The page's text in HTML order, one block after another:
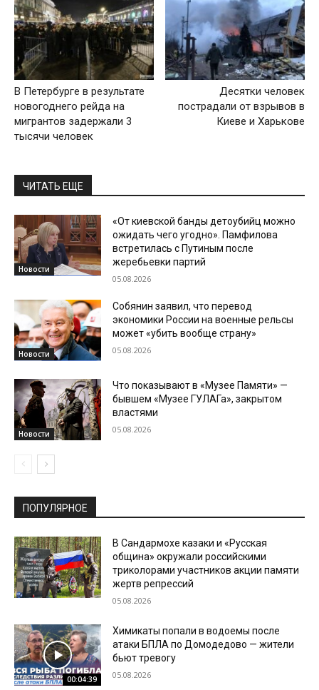
В Петербурге в результате
новогоднего рейда на
мигрантов задержали 3
тысячи человек
Десятки человек
пострадали от взрывов в
Киеве и Харькове
ЧИТАТЬ ЕЩЕ
Новости
«От киевской банды детоубийц можно
ожидать чего угодно». Памфилова
встретилась с Путиным после
жеребьевки партий
05.08.2026
Новости
Собянин заявил, что перевод
экономики России на военные рельсы
может «убить вообще страну»
05.08.2026
Новости
Что показывают в «Музее Памяти» —
бывшем «Музее ГУЛАГа», закрытом
властями
05.08.2026
ПОПУЛЯРНОЕ
В Сандармохе казаки и «Русская
община» окружали российскими
триколорами участников акции памяти
жертв репрессий
05.08.2026
00:04:39
Химикаты попали в водоемы после
атаки БПЛА по Домодедово — жители
бьют тревогу
05.08.2026